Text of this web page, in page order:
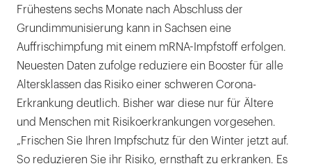
Frühestens sechs Monate nach Abschluss der
Grundimmunisierung kann in Sachsen eine
Auffrischimpfung mit einem mRNA-Impfstoff erfolgen.
Neuesten Daten zufolge reduziere ein Booster für alle
Altersklassen das Risiko einer schweren Corona-
Erkrankung deutlich. Bisher war diese nur für Ältere
und Menschen mit Risikoerkrankungen vorgesehen.
„Frischen Sie Ihren Impfschutz für den Winter jetzt auf.
So reduzieren Sie ihr Risiko, ernsthaft zu erkranken. Es